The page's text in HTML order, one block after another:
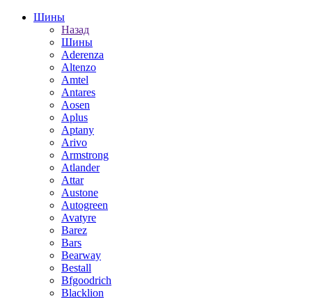
Шины
Назад
Шины
Aderenza
Altenzo
Amtel
Antares
Aosen
Aplus
Aptany
Arivo
Armstrong
Atlander
Attar
Austone
Autogreen
Avatyre
Barez
Bars
Bearway
Bestall
Bfgoodrich
Blacklion